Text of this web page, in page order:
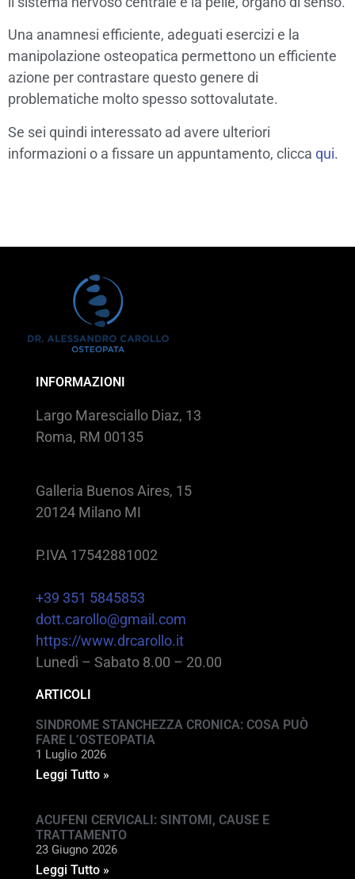
Una anamnesi efficiente, adeguati esercizi e la
manipolazione osteopatica permettono un efficiente
azione per contrastare questo genere di
problematiche molto spesso sottovalutate.
Se sei quindi interessato ad avere ulteriori
informazioni o a fissare un appuntamento, clicca qui.
INFORMAZIONI
Largo Maresciallo Diaz, 13
Roma, RM 00135
Galleria Buenos Aires, 15
20124 Milano MI
P.IVA 17542881002
+39 351 5845853
dott.carollo@gmail.com
https://www.drcarollo.it
Lunedì – Sabato 8.00 – 20.00
ARTICOLI
SINDROME STANCHEZZA CRONICA: COSA PUÒ
FARE L’OSTEOPATIA
1 Luglio 2026
Leggi Tutto »
ACUFENI CERVICALI: SINTOMI, CAUSE E
TRATTAMENTO
23 Giugno 2026
Leggi Tutto »